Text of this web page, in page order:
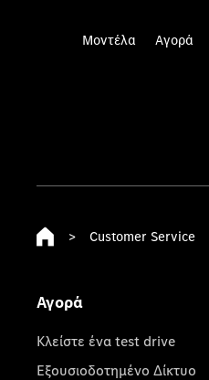
Μοντέλα Αγορά
> Customer Service
Αγορά
Κλείστε ένα test drive
Εξουσιοδοτημένο Δίκτυο